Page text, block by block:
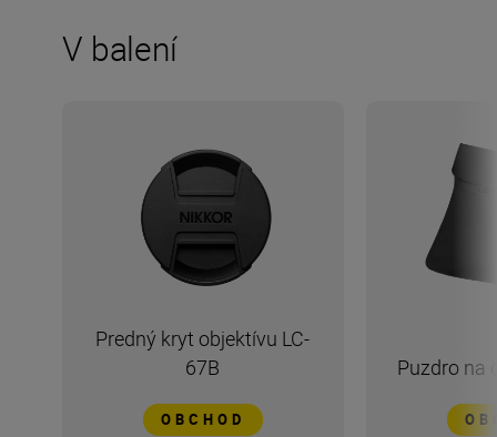
V balení
Predný kryt objektívu LC-
67B
OBCHOD
Puzdro na